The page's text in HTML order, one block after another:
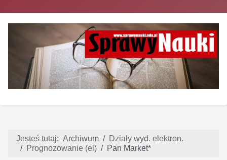
Jesteś tutaj: Archiwum
Działy wyd. elektron.
Prognozowanie (el)
Pan Market*